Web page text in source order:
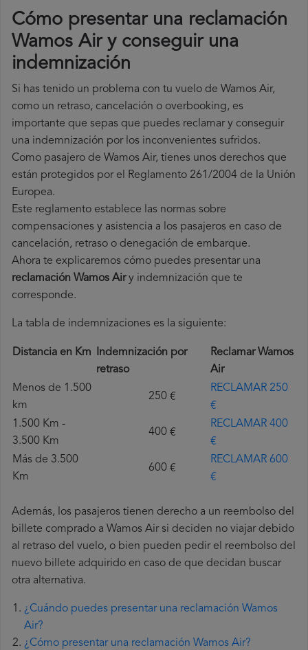
Cómo presentar una reclamación
Wamos Air y conseguir una
indemnización
Si has tenido un problema con tu vuelo de Wamos Air,
como un retraso, cancelación o overbooking, es
importante que sepas que puedes reclamar y conseguir
una indemnización por los inconvenientes sufridos.
Como pasajero de Wamos Air, tienes unos derechos que
están protegidos por el Reglamento 261/2004 de la Unión
Europea.
Este reglamento establece las normas sobre
compensaciones y asistencia a los pasajeros en caso de
cancelación, retraso o denegación de embarque.
Ahora te explicaremos cómo puedes presentar una
reclamación Wamos Airy indemnización que te
corresponde.
La tabla de indemnizaciones es la siguiente:
Distancia en Km Indemnización por
retraso
Reclamar Wamos
Air
Menos de 1.500
km
250 €
RECLAMAR 250
€
1.500 Km -
3.500 Km
400 €
RECLAMAR 400
€
Más de 3.500
Km
600 €
RECLAMAR 600
€
Además, los pasajeros tienen derecho a un reembolso del
billete comprado a Wamos Air si deciden no viajar debido
al retraso del vuelo, o bien pueden pedir el reembolso del
nuevo billete adquirido en caso de que decidan buscar
otra alternativa.
¿Cuándo puedes presentar una reclamación Wamos
Air?
¿Cómo presentar una reclamación Wamos Air?